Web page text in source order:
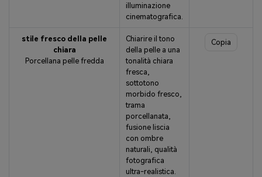
illuminazione
cinematografica.
stile fresco della pelle
chiara
Porcellana pelle fredda
Chiarire il tono
della pelle a una
tonalità chiara
fresca,
sottotono
morbido fresco,
trama
porcellanata,
fusione liscia
con ombre
naturali, qualità
fotografica
ultra-realistica.
Copia